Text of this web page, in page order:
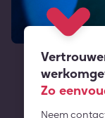
Zo
Neem